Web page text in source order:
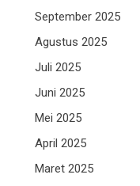
September 2025
Agustus 2025
Juli 2025
Juni 2025
Mei 2025
April 2025
Maret 2025